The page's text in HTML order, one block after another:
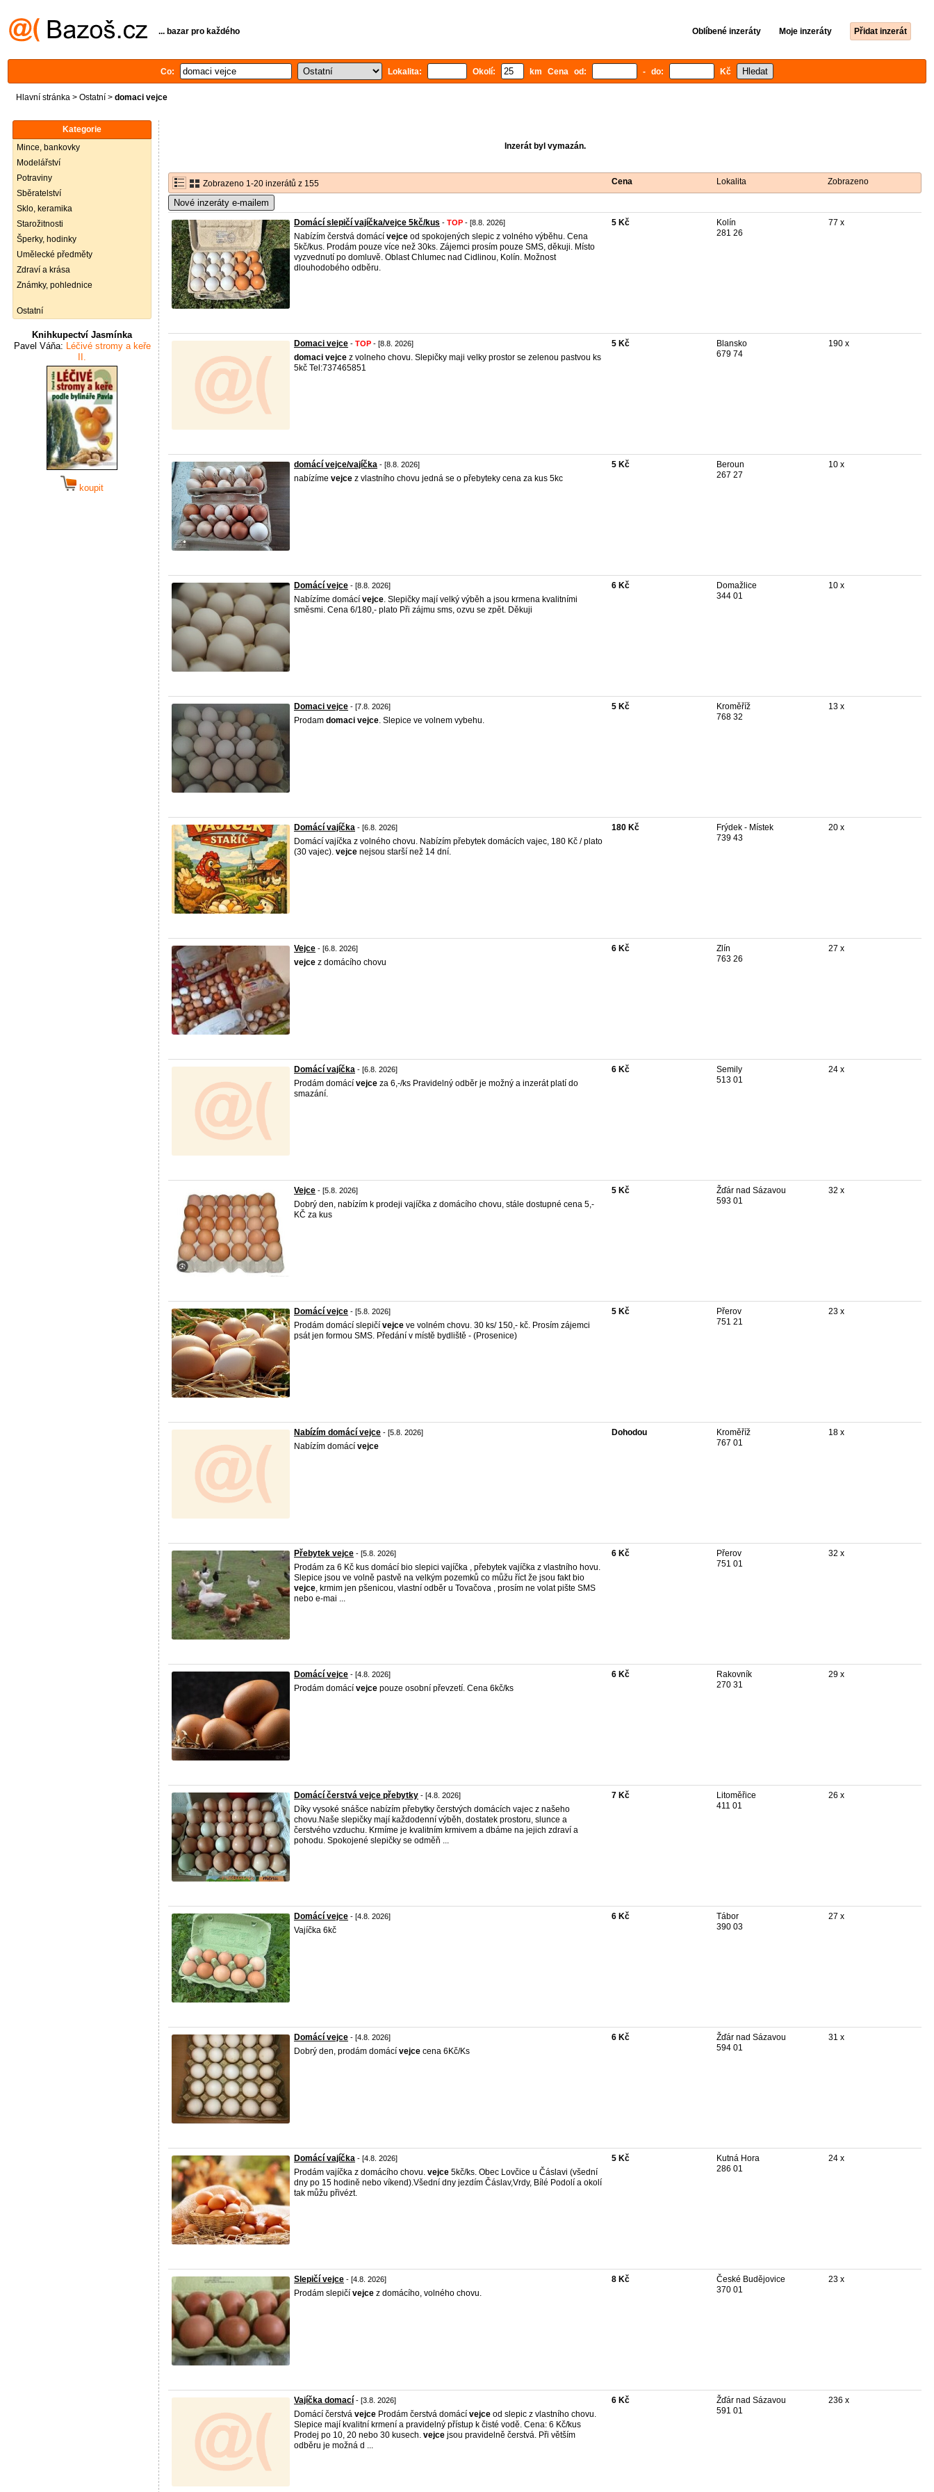
... bazar pro každého Oblíbené inzeráty Moje inzeráty Přidat inzerát
Co: Lokalita: Okolí: km Cena od: - do: Kč
Hlavní stránka > Ostatní > domaci vejce
Kategorie
Mince, bankovky
Modelářství
Potraviny
Sběratelství
Sklo, keramika
Starožitnosti
Šperky, hodinky
Umělecké předměty
Zdraví a krása
Známky, pohlednice
Ostatní
Knihkupectví Jasmínka
Pavel Váňa: Léčivé stromy a keře
II.
koupit
Inzerát byl vymazán.
Zobrazeno 1-20 inzerátů z 155 Cena Lokalita Zobrazeno
Nové inzeráty e-mailem
Domácí slepičí vajíčka/vejce 5kč/kus - TOP - [8.8. 2026]
Nabízím čerstvá domácí vejce od spokojených slepic z volného výběhu. Cena
5kč/kus. Prodám pouze více než 30ks. Zájemci prosím pouze SMS, děkuji. Místo
vyzvednutí po domluvě. Oblast Chlumec nad Cidlinou, Kolín. Možnost
dlouhodobého odběru.
5 Kč
Kolín
281 26
77 x
Domaci vejce - TOP - [8.8. 2026]
domaci vejce z volneho chovu. Slepičky maji velky prostor se zelenou pastvou ks
5kč Tel:737465851
5 Kč
Blansko
679 74
190 x
domácí vejce/vajíčka - [8.8. 2026]
nabízíme vejce z vlastního chovu jedná se o přebyteky cena za kus 5kc
5 Kč
Beroun
267 27
10 x
Domácí vejce - [8.8. 2026]
Nabízíme domácí vejce. Slepičky mají velký výběh a jsou krmena kvalitními
směsmi. Cena 6/180,- plato Při zájmu sms, ozvu se zpět. Děkuji
6 Kč
Domažlice
344 01
10 x
Domaci vejce - [7.8. 2026]
Prodam domaci vejce. Slepice ve volnem vybehu.
5 Kč
Kroměříž
768 32
13 x
Domácí vajíčka - [6.8. 2026]
Domácí vajíčka z volného chovu. Nabízím přebytek domácích vajec, 180 Kč / plato
(30 vajec). vejce nejsou starší než 14 dní.
180 Kč
Frýdek - Místek
739 43
20 x
Vejce - [6.8. 2026]
vejce z domácího chovu
6 Kč
Zlín
763 26
27 x
Domácí vajíčka - [6.8. 2026]
Prodám domácí vejce za 6,-/ks Pravidelný odběr je možný a inzerát platí do
smazání.
6 Kč
Semily
513 01
24 x
Vejce - [5.8. 2026]
Dobrý den, nabízím k prodeji vajíčka z domácího chovu, stále dostupné cena 5,-
KČ za kus
5 Kč
Žďár nad Sázavou
593 01
32 x
Domácí vejce - [5.8. 2026]
Prodám domácí slepičí vejce ve volném chovu. 30 ks/ 150,- kč. Prosím zájemci
psát jen formou SMS. Předání v místě bydliště - (Prosenice)
5 Kč
Přerov
751 21
23 x
Nabízím domácí vejce - [5.8. 2026]
Nabízím domácí vejce
Dohodou
Kroměříž
767 01
18 x
Přebytek vejce - [5.8. 2026]
Prodám za 6 Kč kus domácí bio slepici vajíčka , přebytek vajíčka z vlastního hovu.
Slepice jsou ve volně pastvě na velkým pozemků co můžu říct že jsou fakt bio
vejce, krmim jen pšenicou, vlastní odběr u Tovačova , prosím ne volat pište SMS
nebo e-mai ...
6 Kč
Přerov
751 01
32 x
Domácí vejce - [4.8. 2026]
Prodám domácí vejce pouze osobní převzetí. Cena 6kč/ks
6 Kč
Rakovník
270 31
29 x
Domácí čerstvá vejce přebytky - [4.8. 2026]
Díky vysoké snášce nabízím přebytky čerstvých domácích vajec z našeho
chovu.Naše slepičky mají každodenní výběh, dostatek prostoru, slunce a
čerstvého vzduchu. Krmíme je kvalitním krmivem a dbáme na jejich zdraví a
pohodu. Spokojené slepičky se odměň ...
7 Kč
Litoměřice
411 01
26 x
Domácí vejce - [4.8. 2026]
Vajíčka 6kč
6 Kč
Tábor
390 03
27 x
Domácí vejce - [4.8. 2026]
Dobrý den, prodám domácí vejce cena 6Kč/Ks
6 Kč
Žďár nad Sázavou
594 01
31 x
Domácí vajíčka - [4.8. 2026]
Prodám vajíčka z domácího chovu. vejce 5kč/ks. Obec Lovčice u Čáslavi (všední
dny po 15 hodině nebo víkend).Všední dny jezdím Čáslav,Vrdy, Bílé Podolí a okolí
tak můžu přivézt.
5 Kč
Kutná Hora
286 01
24 x
Slepičí vejce - [4.8. 2026]
Prodám slepičí vejce z domácího, volného chovu.
8 Kč
České Budějovice
370 01
23 x
Vajíčka domací - [3.8. 2026]
Domácí čerstvá vejce Prodám čerstvá domácí vejce od slepic z vlastního chovu.
Slepice mají kvalitní krmení a pravidelný přístup k čisté vodě. Cena: 6 Kč/kus
Prodej po 10, 20 nebo 30 kusech. vejce jsou pravidelně čerstvá. Při větším
odběru je možná d ...
6 Kč
Žďár nad Sázavou
591 01
236 x